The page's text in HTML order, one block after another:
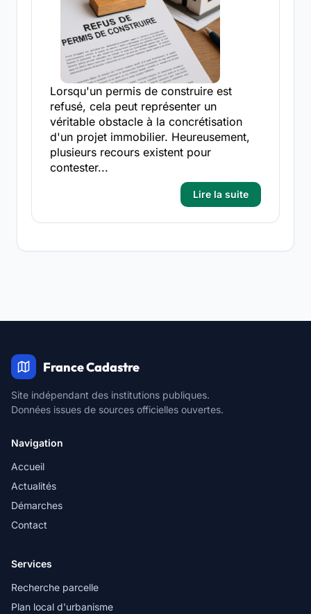
Lorsqu'un permis de construire est
refusé, cela peut représenter un
véritable obstacle à la concrétisation
d'un projet immobilier. Heureusement,
plusieurs recours existent pour
contester...
Lire la suite
France Cadastre
Site indépendant des institutions publiques.
Données issues de sources officielles ouvertes.
Navigation
Accueil
Actualités
Démarches
Contact
Services
Recherche parcelle
Plan local d'urbanisme